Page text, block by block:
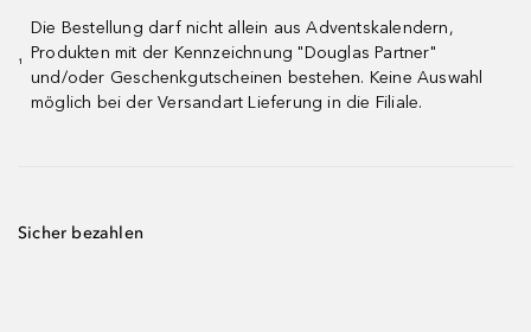
¹
Die Bestellung darf nicht allein aus Adventskalendern,
Produkten mit der Kennzeichnung "Douglas Partner"
und/oder Geschenkgutscheinen bestehen. Keine Auswahl
möglich bei der Versandart Lieferung in die Filiale.
Sicher bezahlen